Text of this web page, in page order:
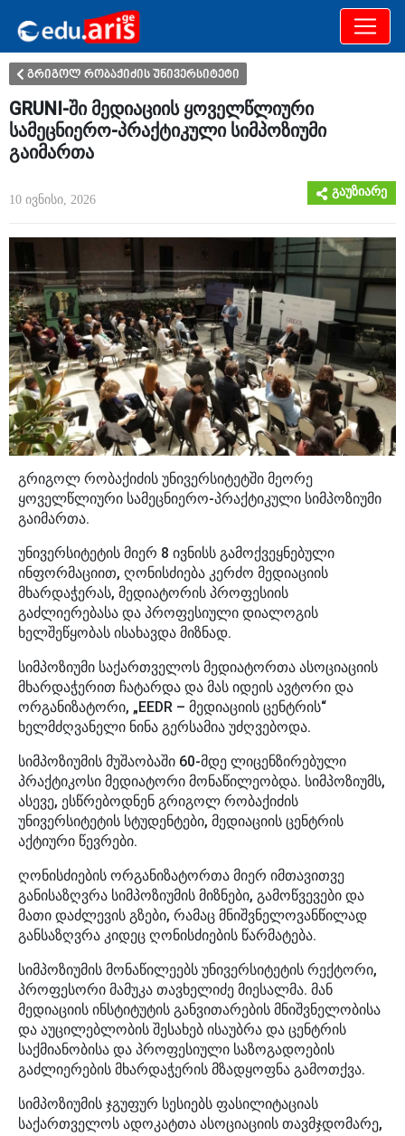
განათლება
გრიგოლ რობაქიძის უნივერსიტეტი
GRUNI-ში მედიაციის ყოველწლიური
სამეცნიერო-პრაქტიკული სიმპოზიუმი
გაიმართა
10 ივნისი, 2026
გაუზიარე
გრიგოლ რობაქიძის უნივერსიტეტში მეორე
ყოველწლიური სამეცნიერო-პრაქტიკული სიმპოზიუმი
გაიმართა.
უნივერსიტეტის მიერ 8 ივნისს გამოქვეყნებული
ინფორმაციით, ღონისძიება კერძო მედიაციის
მხარდაჭერას, მედიატორის პროფესიის
გაძლიერებასა და პროფესიული დიალოგის
ხელშეწყობას ისახავდა მიზნად.
სიმპოზიუმი საქართველოს მედიატორთა ასოციაციის
მხარდაჭერით ჩატარდა და მას იდეის ავტორი და
ორგანიზატორი, „EEDR – მედიაციის ცენტრის“
ხელმძღვანელი ნინა გერსამია უძღვებოდა.
სიმპოზიუმის მუშაობაში 60-მდე ლიცენზირებული
პრაქტიკოსი მედიატორი მონაწილეობდა. სიმპოზიუმს,
ასევე, ესწრებოდნენ გრიგოლ რობაქიძის
უნივერსიტეტის სტუდენტები, მედიაციის ცენტრის
აქტიური წევრები.
ღონისძიების ორგანიზატორთა მიერ იმთავითვე
განისაზღვრა სიმპოზიუმის მიზნები, გამოწვევები და
მათი დაძლევის გზები, რამაც მნიშვნელოვანწილად
განსაზღვრა კიდეც ღონისძიების წარმატება.
სიმპოზიუმის მონაწილეებს უნივერსიტეტის რექტორი,
პროფესორი მამუკა თავხელიძე მიესალმა. მან
მედიაციის ინსტიტუტის განვითარების მნიშვნელობისა
და აუცილებლობის შესახებ ისაუბრა და ცენტრის
საქმიანობისა და პროფესიული საზოგადოების
გაძლიერების მხარდაჭერის მზადყოფნა გამოთქვა.
სიმპოზიუმის ჯგუფურ სესიებს ფასილიტაციას
საქართველოს ადოკატთა ასოციაციის თავმჯდომარე,